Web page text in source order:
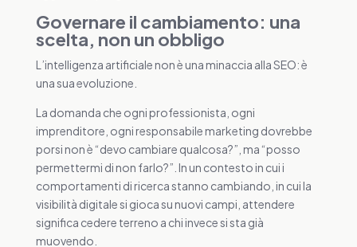
Governare il cambiamento: una
scelta, non un obbligo
L’intelligenza artificiale non è una minaccia alla SEO: è
una sua evoluzione.
La domanda che ogni professionista, ogni
imprenditore, ogni responsabile marketing dovrebbe
porsi non è “devo cambiare qualcosa?”, ma “posso
permettermi di non farlo?”. In un contesto in cui i
comportamenti di ricerca stanno cambiando, in cui la
visibilità digitale si gioca su nuovi campi, attendere
significa cedere terreno a chi invece si sta già
muovendo.